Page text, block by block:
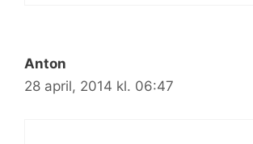
Anton
28 april, 2014 kl. 06:47